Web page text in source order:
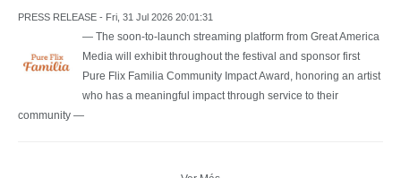
PRESS RELEASE - Fri, 31 Jul 2026 20:01:31
— The soon-to-launch streaming platform from Great America
Media will exhibit throughout the festival and sponsor first
Pure Flix Familia Community Impact Award, honoring an artist
who has a meaningful impact through service to their
community —